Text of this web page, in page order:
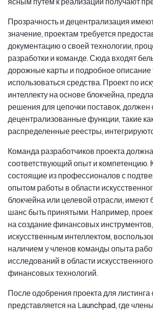
Прозрачность и децентрализация
значение, проектам требуется
документацию о своей технологии,
разработки и команде. Сюда входят
дорожные карты и подробное описание
использоваться средства. Проект по
интеллекту на основе блокчейна,
решения для цепочки поставок, должен
децентрализованные функции, такие
распределенные реестры,
Команда разработчиков проекта
соответствующий опыт и компетенцию.
состоящие из профессионалов с
опытом работы в области
блокчейна или целевой отрасли, имеют
шанс быть принятыми. Например,
на создание финансовых
искусственным интеллектом,
наличием у членов команды опыта
исследований в области
финансовых технологий.
После одобрения проекта для листинга
представляется на Launchpad, где